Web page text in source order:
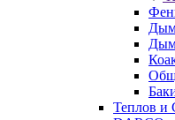
Теплов и